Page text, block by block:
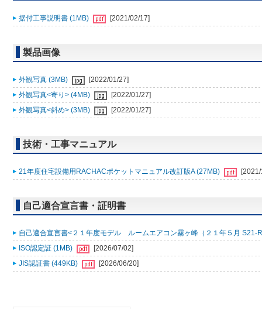
据付工事説明書 (1MB) [2021/02/17]
製品画像
外観写真 (3MB)
[2022/01/27]
外観写真<寄り> (4MB)
[2022/01/27]
外観写真<斜め> (3MB)
[2022/01/27]
技術・工事マニュアル
21年度住宅設備用RACHACポケットマニュアル改訂版A (27MB)
自己適合宣言書・証明書
自己適合宣言書<２１年度モデル ルームエアコン霧ヶ峰（２１年５月 S21-
ISO認定証 (1MB)
[2026/07/02]
JIS認証書 (449KB)
[2026/06/20]